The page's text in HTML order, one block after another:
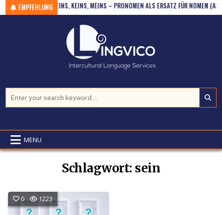
Skip to content
EMPFEHLUNG
(A2) EINS, KEINS, MEINS – PRONOMEN ALS ERSATZ FÜR NOMEN (A2)
MENU
Schlagwort: sein
0 1223